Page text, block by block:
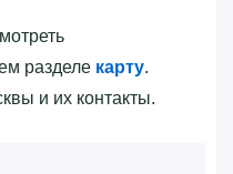
разделе карту.
и их контакты.